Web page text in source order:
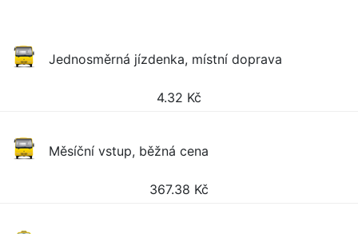
Jednosměrná jízdenka, místní doprava
4.32 Kč
Měsíční vstup, běžná cena
367.38 Kč